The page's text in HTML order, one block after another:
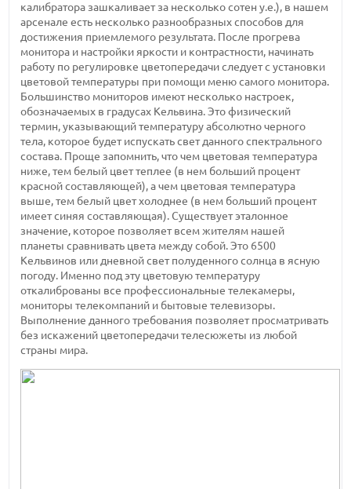
калибратора зашкаливает за несколько сотен у.е.), в нашем
арсенале есть несколько разнообразных способов для
достижения приемлемого результата. После прогрева
монитора и настройки яркости и контрастности, начинать
работу по регулировке цветопередачи следует с установки
цветовой температуры при помощи меню самого монитора.
Большинство мониторов имеют несколько настроек,
обозначаемых в градусах Кельвина. Это физический
термин, указывающий температуру абсолютно черного
тела, которое будет испускать свет данного спектрального
состава. Проще запомнить, что чем цветовая температура
ниже, тем белый цвет теплее (в нем больший процент
красной составляющей), а чем цветовая температура
выше, тем белый цвет холоднее (в нем больший процент
имеет синяя составляющая). Существует эталонное
значение, которое позволяет всем жителям нашей
планеты сравнивать цвета между собой. Это 6500
Кельвинов или дневной свет полуденного солнца в ясную
погоду. Именно под эту цветовую температуру
откалиброваны все профессиональные телекамеры,
мониторы телекомпаний и бытовые телевизоры.
Выполнение данного требования позволяет просматривать
без искажений цветопередачи телесюжеты из любой
страны мира.